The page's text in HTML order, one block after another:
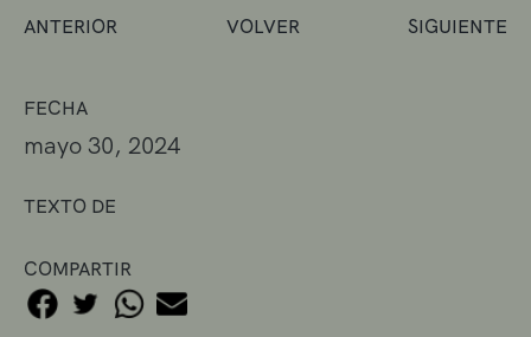
FECHA
mayo 30, 2024
TEXTO DE
COMPARTIR
ANTERIOR VOLVER SIGUIENTE